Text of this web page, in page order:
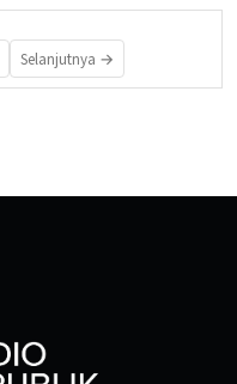
Selanjutnya →